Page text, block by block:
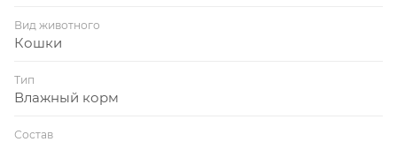
Вид животного
Кошки
Тип
Влажный корм
Состав